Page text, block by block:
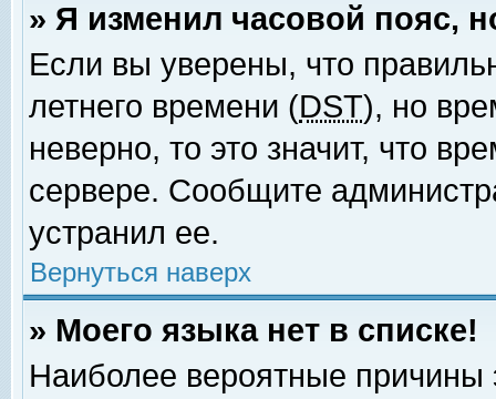
» Я изменил часовой пояс,
Если вы уверены, что
летнего времени (DST), но
неверно, то это значит, что
сервере. Сообщите
устранил ее.
Вернуться наверх
» Моего языка нет в списке!
Наиболее вероятные причины